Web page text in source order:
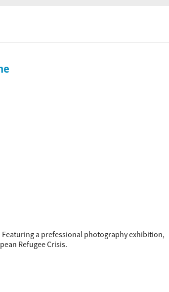
a prefessional photography exhibition,
Refugee Crisis.